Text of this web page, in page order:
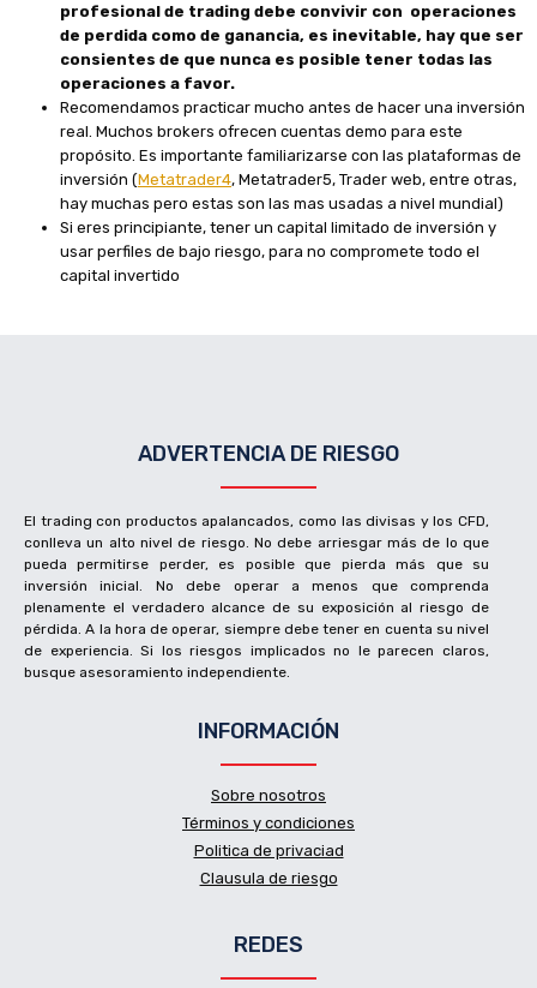
profesional de trading debe convivir con operaciones
de perdida como de ganancia, es inevitable, hay que ser
consientes de que nunca es posible tener todas las
operaciones a favor.
Recomendamos practicar mucho antes de hacer una inversión
real. Muchos brokers ofrecen cuentas demo para este
propósito. Es importante familiarizarse con las plataformas de
inversión (Metatrader4, Metatrader5, Trader web, entre otras,
hay muchas pero estas son las mas usadas a nivel mundial)
Si eres principiante, tener un capital limitado de inversión y
usar perfiles de bajo riesgo, para no compromete todo el
capital invertido
ADVERTENCIA DE RIESGO
El trading con productos apalancados, como las divisas y los CFD,
conlleva un alto nivel de riesgo. No debe arriesgar más de lo que
pueda permitirse perder, es posible que pierda más que su
inversión inicial. No debe operar a menos que comprenda
plenamente el verdadero alcance de su exposición al riesgo de
pérdida. A la hora de operar, siempre debe tener en cuenta su nivel
de experiencia. Si los riesgos implicados no le parecen claros,
busque asesoramiento independiente.
INFORMACIÓN
Sobre nosotros
Términos y condiciones
Politica de privaciad
Clausula de riesgo
REDES